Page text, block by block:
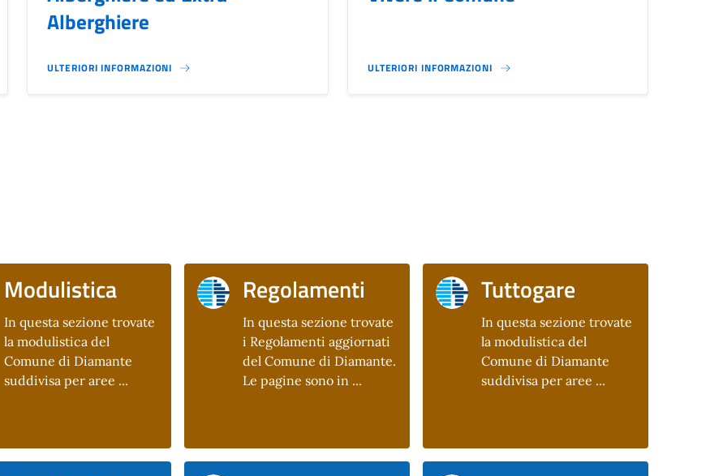
Alberghiere
ULTERIORI INFORMAZIONI ULTERIORI INFORMAZIONI
Modulistica
In questa sezione trovate
la modulistica del
Comune di Diamante
suddivisa per aree ...
Regolamenti
In questa sezione trovate
i Regolamenti aggiornati
del Comune di Diamante.
Le pagine sono in ...
Tuttogare
In questa sezione trovate
la modulistica del
Comune di Diamante
suddivisa per aree ...